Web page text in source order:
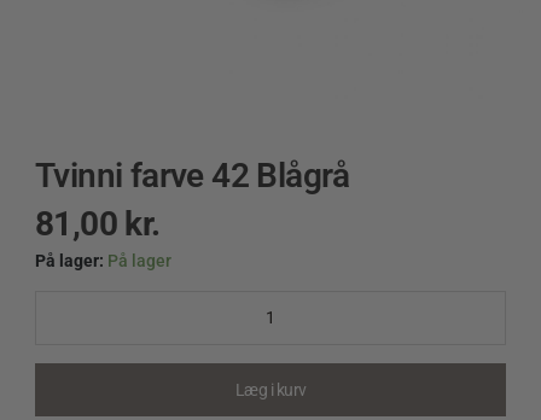
Tvinni farve 42 Blågrå
81,00 kr.
På lager: På lager
Tvinni
Læg i kurv